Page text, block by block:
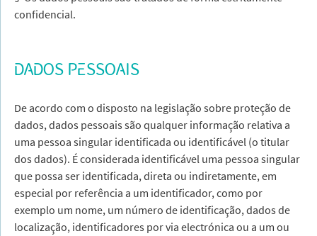
confidencial.
DADOS PESSOAIS
De acordo com o disposto na legislação sobre proteção de
dados, dados pessoais são qualquer informação relativa a
uma pessoa singular identificada ou identificável (o titular
dos dados). É considerada identificável uma pessoa singular
que possa ser identificada, direta ou indiretamente, em
especial por referência a um identificador, como por
exemplo um nome, um número de identificação, dados de
localização, identificadores por via electrónica ou a um ou